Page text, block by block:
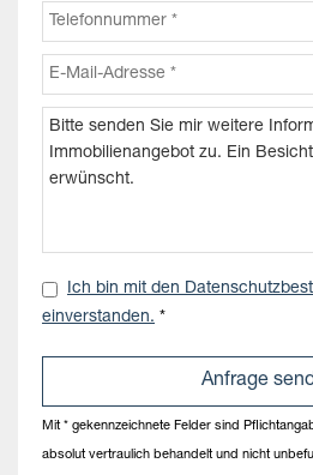
Ich bin mit den
einverstanden. *
Mit * gekennzeichnete Felder sind
absolut vertraulich behandelt und nicht